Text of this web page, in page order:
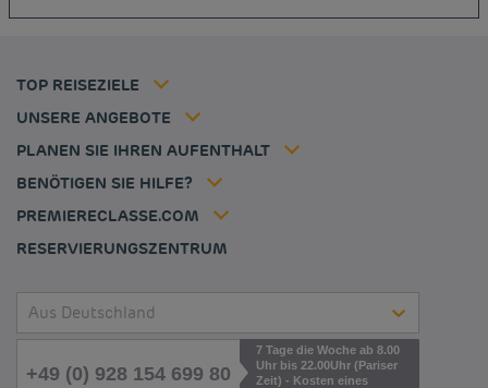
TOP REISEZIELE
Günstige Hotels Frankreich
UNSERE ANGEBOTE
Mitgliedsrate
PLANEN SIE IHREN AUFENTHALT
BENÖTIGEN SIE HILFE?
PREMIERECLASSE.COM
Tax policy
Karriere
RESERVIERUNGSZENTRUM
Aus Deutschland
+49 (0) 928 154 699 80
7 Tage die Woche ab 8.00
Uhr bis 22.00Uhr (Pariser
Zeit) - Kosten eines